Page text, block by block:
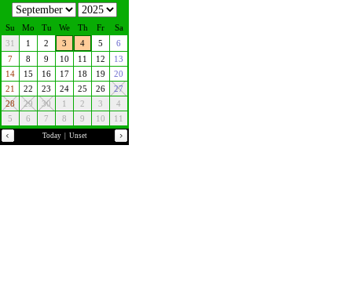
Su Mo Tu We Th Fr
Sa
31
1 2 3 4 5
6
7
8 9 10 11 12
13
14
15 16 17 18 19
20
21
22 23 24 25 26
27
28
29 30 1 2 3
4
5
6 7 8 9 10 11
Today Unset